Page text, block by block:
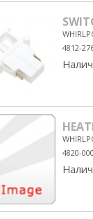
4812-
4820-